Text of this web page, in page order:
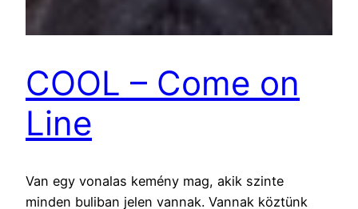
COOL – Come on
Line
Van egy vonalas kemény mag, akik szinte
minden buliban jelen vannak. Vannak köztünk